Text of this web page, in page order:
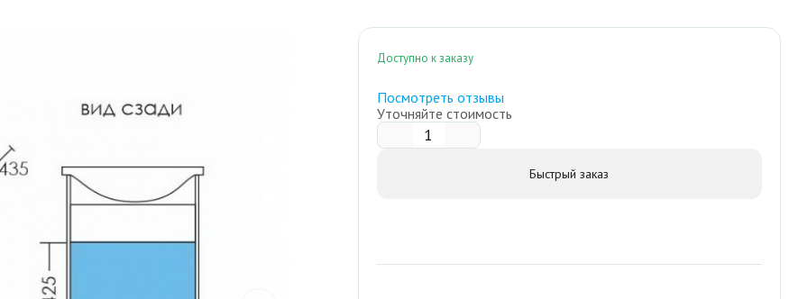
Доступно к заказу
Посмотреть отзывы
Уточняйте стоимость
Быстрый заказ